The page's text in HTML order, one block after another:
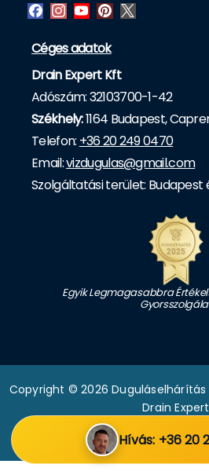
Hívás: +36 20
Céges adatok
Drain Expert Kft
Adószám: 32103700-1-42
Székhely:1164 Budapest,
Telefon: +36 20 249 0470
Email:vizdugulas@gmail.com
Szolgáltatási terület: Budapest
Egyik Legmagasabbra
Copyright © 2026
Drain Expert
|Adatkezelési
Weboldalt készítette: